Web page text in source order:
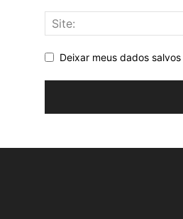
Deixar meus dados salvos